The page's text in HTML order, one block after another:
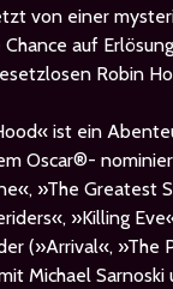
von einer
auf
Robin
ist ein
Oscar®-
»The Greatest
»Killing
(»Arrival«, »The
Michael Sarnoski